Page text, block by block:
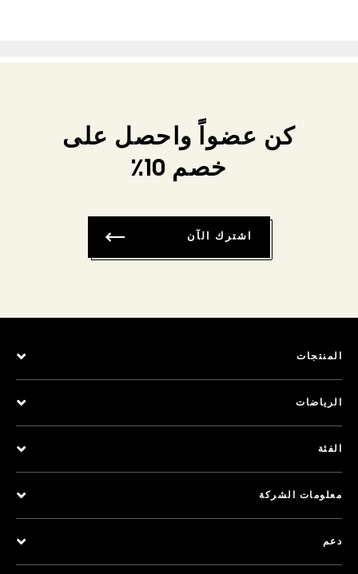
كن عضواً واحصل على
خصم 10٪
اشترك الآن
المنتجات
الرياضات
الفئة
معلومات الشركة
دعم